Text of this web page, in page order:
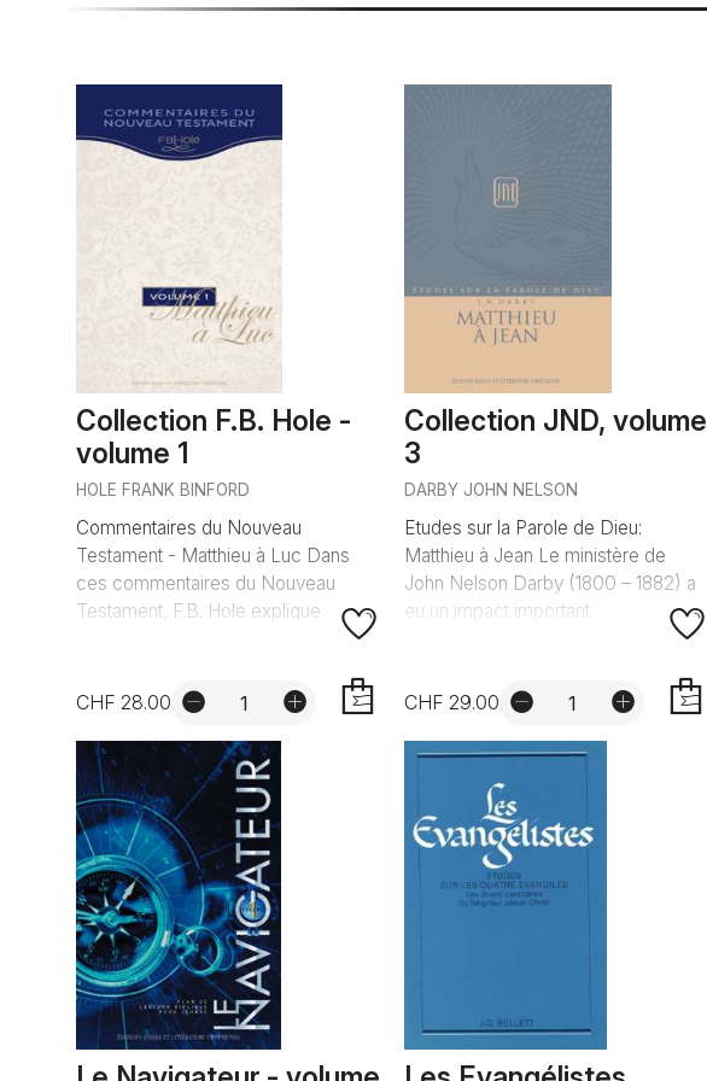
Collection F.B. Hole -
volume 1
HOLE FRANK BINFORD
Commentaires du Nouveau
Testament - Matthieu à Luc Dans
ces commentaires du Nouveau
Testament, F.B. Hole explique
CHF 28.00
Collection JND, volume
3
DARBY JOHN NELSON
Etudes sur la Parole de Dieu:
Matthieu à Jean Le ministère de
John Nelson Darby (1800 – 1882) a
eu un impact important ...
CHF 29.00